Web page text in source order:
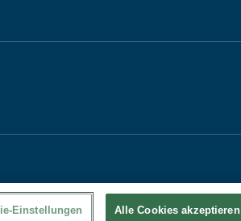
Einstellungen Alle Cookies akzeptieren